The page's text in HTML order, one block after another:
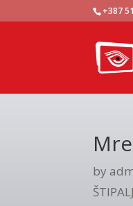
+387
by